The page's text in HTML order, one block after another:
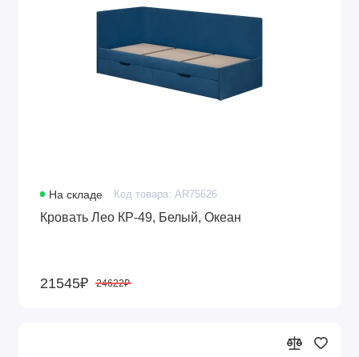
На складе Код товара: AR75626
Кровать Лео КР-49, Белый, Океан
21545₽ 24622₽